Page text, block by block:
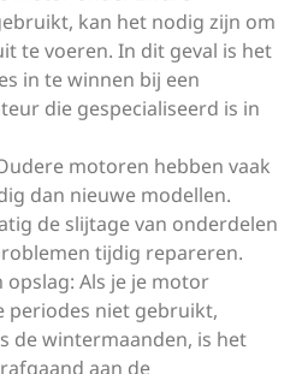
kan het nodig zijn om
te voeren. In dit geval is het
in te winnen bij een
die gespecialiseerd is in
motoren hebben vaak
dan nieuwe modellen.
de slijtage van onderdelen
tijdig repareren.
opslag: Als je je motor
periodes niet gebruikt,
de wintermaanden, is het
aan de